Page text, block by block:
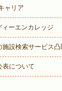
ャリア
ーエンカレッジ
施設検索サービス凸
表について